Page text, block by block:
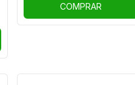
COMPRAR